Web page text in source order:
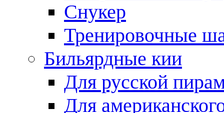
Снукер
Тренировочные
Бильярдные кии
Для русской
Для